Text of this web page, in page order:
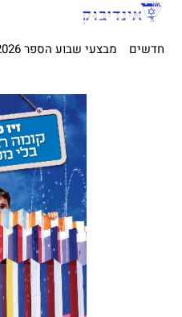
חדשים מבצעי שבוע הספר 2026